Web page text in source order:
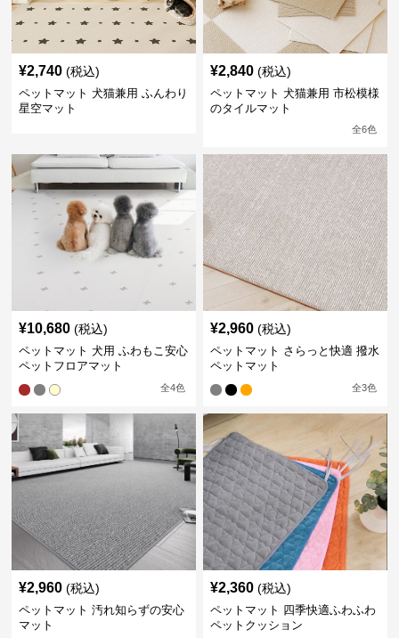
¥2,740 (税込)
ペットマット 犬猫兼用 ふんわり
星空マット
¥2,840 (税込)
ペットマット 犬猫兼用 市松模様
のタイルマット
全6色
¥10,680 (税込)
ペットマット 犬用 ふわもこ安心
ペットフロアマット
全4色
¥2,960 (税込)
ペットマット さらっと快適 撥水
ペットマット
全3色
¥2,960 (税込)
ペットマット 汚れ知らずの安心
マット
¥2,360 (税込)
ペットマット 四季快適ふわふわ
ペットクッション